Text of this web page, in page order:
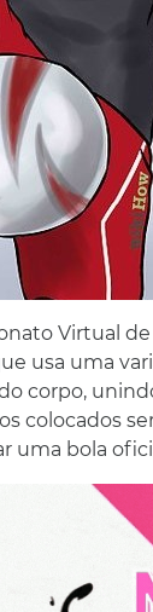
Virtual
usa uma
corpo,
colocados
uma bola